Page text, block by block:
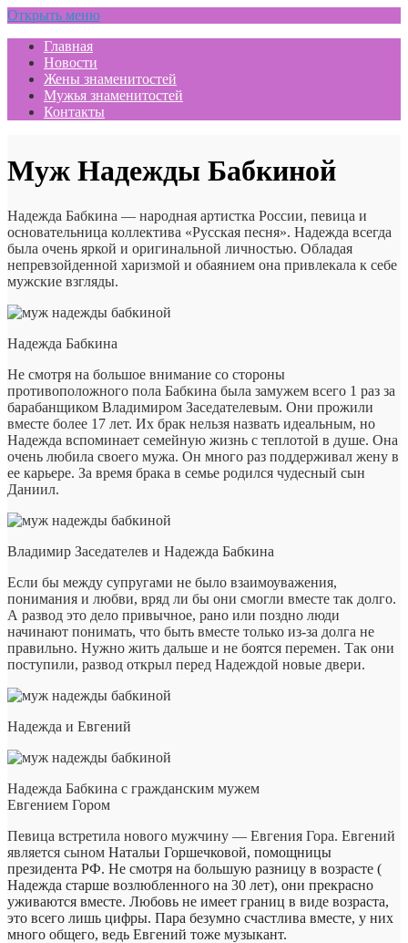
Открыть меню
Главная
Новости
Жены знаменитостей
Мужья знаменитостей
Контакты
Муж Надежды Бабкиной
Надежда Бабкина — народная артистка России, певица и
основательница коллектива «Русская песня». Надежда всегда
была очень яркой и оригинальной личностью. Обладая
непревзойденной харизмой и обаянием она привлекала к себе
мужские взгляды.
Надежда Бабкина
Не смотря на большое внимание со стороны
противоположного пола Бабкина была замужем всего 1 раз за
барабанщиком Владимиром Заседателевым. Они прожили
вместе более 17 лет. Их брак нельзя назвать идеальным, но
Надежда вспоминает семейную жизнь с теплотой в душе. Она
очень любила своего мужа. Он много раз поддерживал жену в
ее карьере. За время брака в семье родился чудесный сын
Даниил.
Владимир Заседателев и Надежда Бабкина
Если бы между супругами не было взаимоуважения,
понимания и любви, вряд ли бы они смогли вместе так долго.
А развод это дело привычное, рано или поздно люди
начинают понимать, что быть вместе только из-за долга не
правильно. Нужно жить дальше и не боятся перемен. Так они
поступили, развод открыл перед Надеждой новые двери.
Надежда и Евгений
Надежда Бабкина с гражданским мужем
Евгением Гором
Певица встретила нового мужчину — Евгения Гора. Евгений
является сыном Натальи Горшечковой, помощницы
президента РФ. Не смотря на большую разницу в возрасте (
Надежда старше возлюбленного на 30 лет), они прекрасно
уживаются вместе. Любовь не имеет границ в виде возраста,
это всего лишь цифры. Пара безумно счастлива вместе, у них
много общего, ведь Евгений тоже музыкант.